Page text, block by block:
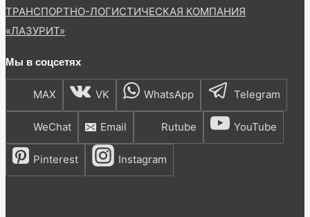
ТРАНСПОРТНО-ЛОГИСТИЧЕСКАЯ КОМПАНИЯ
«ЛАЗУРИТ»
Мы в соцсетях
MAX VK WhatsApp Telegram
WeChat Email Rutube YouTube
Pinterest Instagram